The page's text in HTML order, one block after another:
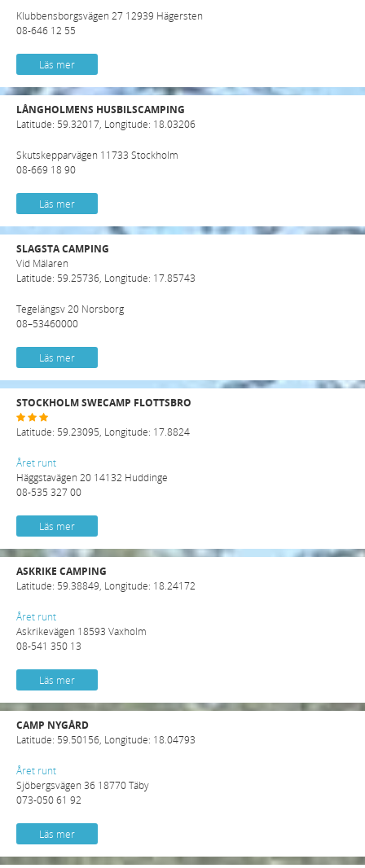
Klubbensborgsvägen 27 12939 Hägersten
08-646 12 55
Läs mer
LÅNGHOLMENS HUSBILSCAMPING
Latitude: 59.32017, Longitude: 18.03206
Skutskepparvägen 11733 Stockholm
08-669 18 90
Läs mer
SLAGSTA CAMPING
Vid Mälaren
Latitude: 59.25736, Longitude: 17.85743
Tegelängsv 20 Norsborg
08–53460000
Läs mer
STOCKHOLM SWECAMP FLOTTSBRO
Latitude: 59.23095, Longitude: 17.8824
Året runt
Häggstavägen 20 14132 Huddinge
08-535 327 00
Läs mer
ASKRIKE CAMPING
Latitude: 59.38849, Longitude: 18.24172
Året runt
Askrikevägen 18593 Vaxholm
08-541 350 13
Läs mer
CAMP NYGÅRD
Latitude: 59.50156, Longitude: 18.04793
Året runt
Sjöbergsvägen 36 18770 Täby
073-050 61 92
Läs mer